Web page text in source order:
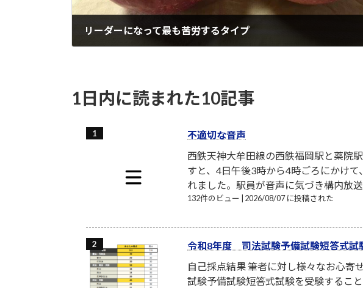
リーダーになって最も苦労するタイプ
1日内に読まれた10記事
不適切な音声
西鉄天神大牟田線の西鉄福岡駅と薬院
すと、4日午後3時から4時ごろにかけ
れました。駅員が音声に気づき構内放
132件のビュー 2026/08/07 に投稿された
令和8年度 司法試験予備試験短答式試
自己採点結果 筆者に対し様々なお心寄
試験予備試験短答式試験を受験するこ